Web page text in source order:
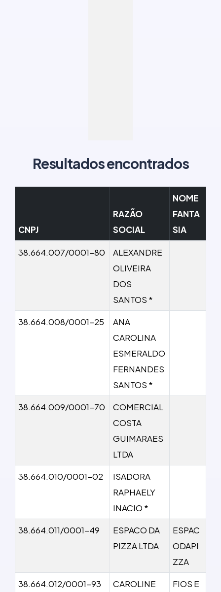
Resultados encontrados
CNPJ
RAZÃO
SOCIAL
NOME
FANTA
SIA
38.664.007/0001-80
ALEXANDRE
OLIVEIRA
DOS
SANTOS *
38.664.008/0001-25
ANA
CAROLINA
ESMERALDO
FERNANDES
SANTOS *
38.664.009/0001-70
COMERCIAL
COSTA
GUIMARAES
LTDA
38.664.010/0001-02
ISADORA
RAPHAELY
INACIO *
38.664.011/0001-49
ESPACO DA
PIZZA LTDA
ESPAC
ODAPI
ZZA
38.664.012/0001-93 CAROLINE FIOS E